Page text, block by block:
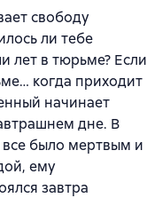
свободу
ли тебе
лет в тюрьме? Если
когда приходит
начинает
дне. В
было мертвым и
ему
завтра